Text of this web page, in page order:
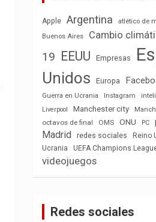
Apple Argentina atlético de
Buenos Aires
Cambio
19
EEUU Empresas
Unidos
Europa
Guerra en Ucrania Instagram
Liverpool Manchester city
octavos de final OMS ONU PC
Madrid
redes sociales Reino
Ucrania
UEFA Champions
videojuegos
Redes sociales